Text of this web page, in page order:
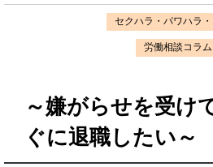
セクハラ・パワハラ
労働相談コラム
～嫌がらせを受け
ぐに退職したい～